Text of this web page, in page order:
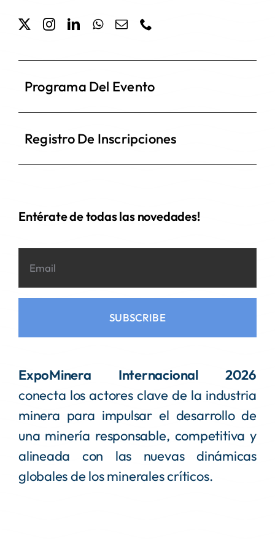
Programa Del Evento
Registro De Inscripciones
Entérate de todas las novedades!
SUBSCRIBE
ExpoMinera Internacional 2026
conecta los actores clave de la industria
minera para impulsar el desarrollo de
una minería responsable, competitiva y
alineada con las nuevas dinámicas
globales de los minerales críticos.